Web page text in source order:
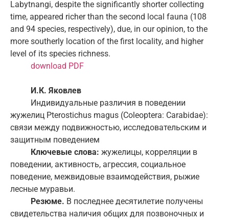
Labytnangi, despite the significantly shorter collecting
time, appeared richer than the second local fauna (108
and 94 species, respectively), due, in our opinion, to the
more southerly location of the first locality, and higher
level of its species richness.
download PDF
И.К. Яковлев
Индивидуальные различия в поведении
жужелиц Pterostichus magus (Coleoptera: Carabidae):
связи между подвижностью, исследовательским и
защитным поведением
Ключевые слова: жужелицы, корреляции в
поведении, активность, агрессия, социальное
поведение, межвидовые взаимодействия, рыжие
лесные муравьи.
Резюме. В последнее десятилетие получены
свидетельства наличия общих для позвоночных и